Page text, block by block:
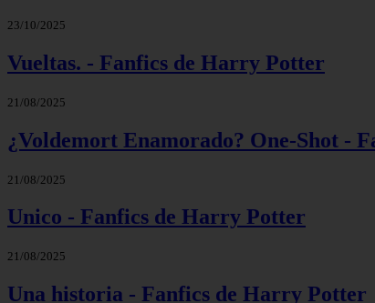
23/10/2025
Vueltas. - Fanfics de Harry Potter
21/08/2025
¿Voldemort Enamorado? One-Shot -
21/08/2025
Unico - Fanfics de Harry Potter
21/08/2025
Una historia - Fanfics de Harry Potter